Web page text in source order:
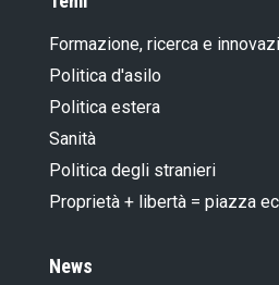
Formazione, ricerca e
Politica d'asilo
Politica estera
Sanità
Politica degli stranieri
Proprietà + libertà = piazza
News